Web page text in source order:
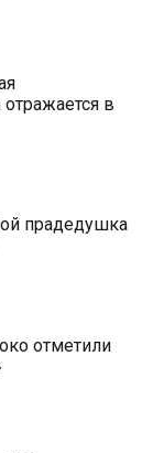
в
прадедушка
отметили